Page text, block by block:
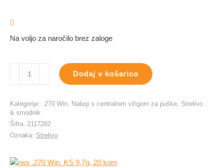
Na voljo za naročilo brez zaloge
9,7g,
20
količina
Dodaj v košarico
Kategorije: .270 Win, Naboji s centralnim vžigom za puške, Strelivo
& smodnik
Šifra: 2117282
Oznaka: Strelivo